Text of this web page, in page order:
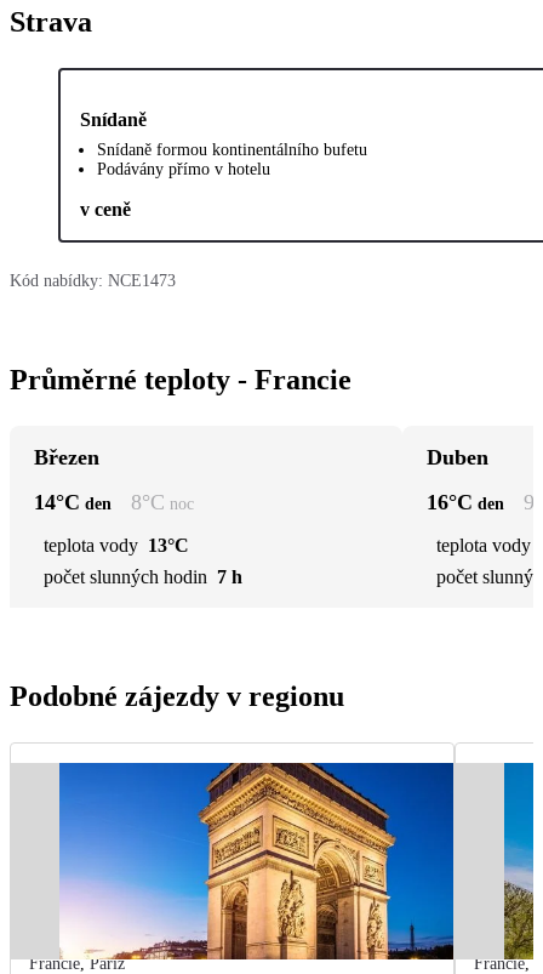
Strava
Snídaně
Snídaně formou kontinentálního bufetu
Podávány přímo v hotelu
v ceně
Kód nabídky: NCE1473
Průměrné teploty - Francie
Březen
14°C den 8°C noc
teplota vody 13°C
počet slunných hodin 7 h
Duben
16°C den 9
teplota vody
počet
Podobné zájezdy v regionu
Francie,Paříž Francie,